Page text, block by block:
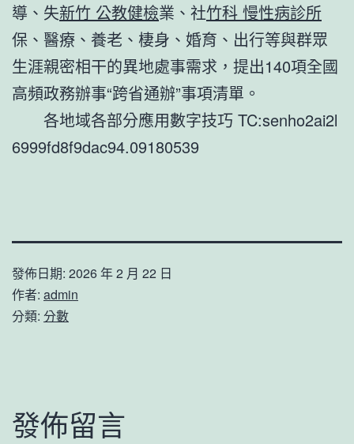
導、失新竹 公教健檢業、社竹科 慢性病診所
保、醫療、養老、棲身、婚育、出行等與群眾
生涯親密相干的異地處事需求，提出140項全國
高頻政務辦事“跨省通辦”事項清單。
各地域各部分應用數字技巧 TC:senho2ai2l
6999fd8f9dac94.09180539
發佈日期: 2026 年 2 月 22 日
作者: admin
分類: 分數
發佈留言